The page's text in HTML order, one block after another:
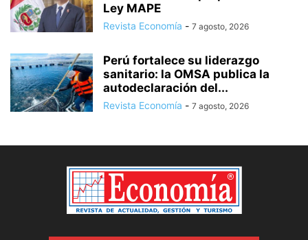
Ley MAPE
Revista Economía - 7 agosto, 2026
Perú fortalece su liderazgo
sanitario: la OMSA publica la
autodeclaración del...
Revista Economía - 7 agosto, 2026